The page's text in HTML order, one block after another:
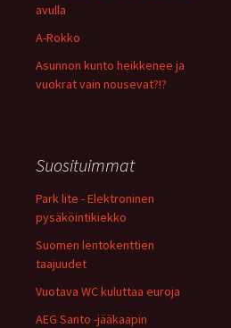
avulla
A-Rokko
Asunnon kunto heikkenee ja
vuokrat vain nousevat?!?
Suosituimmat
Park lite - Elektroninen
pysäköintikiekko
Suomen lentokenttien
taajuudet
Vuotava WC kuluttaa euroja
AEG Santo -jääkaapin